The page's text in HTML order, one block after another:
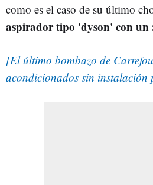
como es el caso de su último
aspirador tipo 'dyson' con un
[El último bombazo de
acondicionados sin instalación